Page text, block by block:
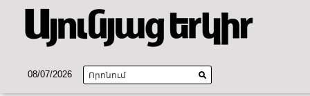
08/07/2026